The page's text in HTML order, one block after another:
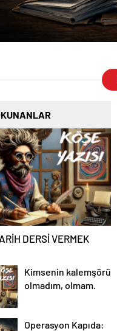
DERSİ VERMEK
Kimsenin kalemşörü
olmadım, olmam.
Operasyon Kapıda: